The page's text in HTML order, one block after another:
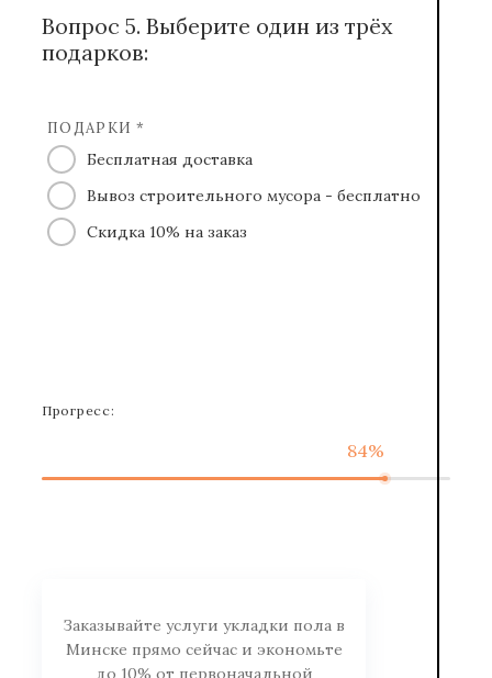
Вопрос 5. Выберите один из трёх
подарков:
ПОДАРКИ *
Бесплатная доставка
Вывоз строительного мусора - бесплатно
Скидка 10% на заказ
Прогресс:
84%
Заказывайте услуги укладки пола в
Минске прямо сейчас и экономьте
до 10% от первоначальной